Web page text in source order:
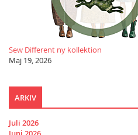
Sew Different ny kollektion
Maj 19, 2026
ARKIV
Juli 2026